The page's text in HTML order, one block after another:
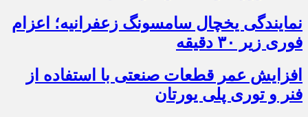
نمایندگی یخچال سامسونگ زعفرانیه؛ اعزام
فوری زیر ۳۰ دقیقه
افزایش عمر قطعات صنعتی با استفاده از
فنر و توری پلی یورتان